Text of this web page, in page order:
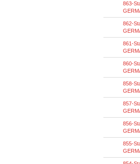
863-
862-
861-
860-
858-
857-
856-
855-